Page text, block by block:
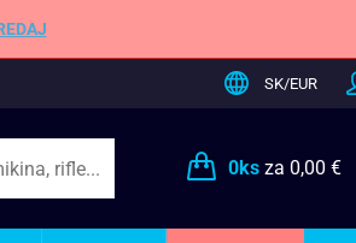
SK/EUR
0ksza 0,00 €